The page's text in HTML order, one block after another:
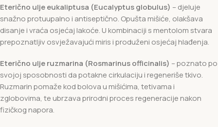
Eterično ulje eukaliptusa (Eucalyptus globulus) – djeluje
snažno protuupalno i antiseptično. Opušta mišiće, olakšava
disanje i vraća osjećaj lakoće. U kombinaciji s mentolom stvara
prepoznatljiv osvježavajući miris i produženi osjećaj hlađenja.
Eterično ulje ruzmarina (Rosmarinus officinalis) – poznato po
svojoj sposobnosti da potakne cirkulaciju i regeneriše tkivo.
Ruzmarin pomaže kod bolova u mišićima, tetivama i
zglobovima, te ubrzava prirodni proces regeneracije nakon
fizičkog napora.